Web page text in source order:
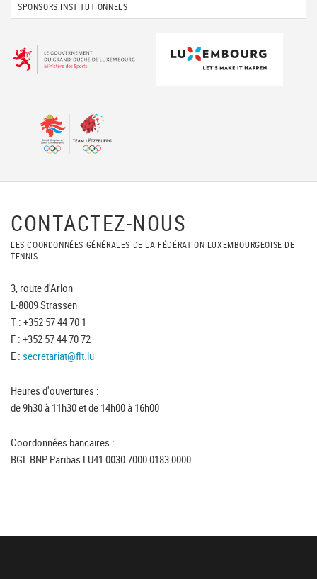
SPONSORS INSTITUTIONNELS
CONTACTEZ-NOUS
LES COORDONNÉES GÉNÉRALES DE LA FÉDÉRATION LUXEMBOURGEOISE DE
TENNIS
3, route d'Arlon
L-8009 Strassen
T : +352 57 44 70 1
F : +352 57 44 70 72
E : secretariat@flt.lu
Heures d'ouvertures :
de 9h30 à 11h30 et de 14h00 à 16h00
Coordonnées bancaires :
BGL BNP Paribas LU41 0030 7000 0183 0000